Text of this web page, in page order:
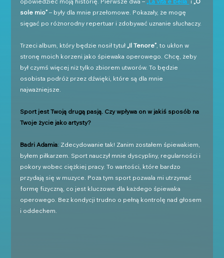
sole mio” – były dla mnie przełomowe. Pokazały, że mogę
sięgać po różnorodny repertuar i zdobywać uznanie słuchaczy.
Trzeci album, który będzie nosił tytuł „Il Tenore”, to ukłon w
stronę moich korzeni jako śpiewaka operowego. Chcę, żeby
był czymś więcej niż tylko zbiorem utworów. To będzie
osobista podróż przez dźwięki, które są dla mnie
najważniejsze.
Sport jest Twoją drugą pasją. Czy wpływa on w jakiś sposób na
Twoje życie jako artysty?
Badri Adamia: Zdecydowanie tak! Zanim zostałem śpiewakiem,
byłem piłkarzem. Sport nauczył mnie dyscypliny, regularności i
pokory wobec ciężkiej pracy. To wartości, które bardzo
przydają się w muzyce. Poza tym sport pozwala mi utrzymać
formę fizyczną, co jest kluczowe dla każdego śpiewaka
operowego. Bez kondycji trudno o pełną kontrolę nad głosem
i oddechem.